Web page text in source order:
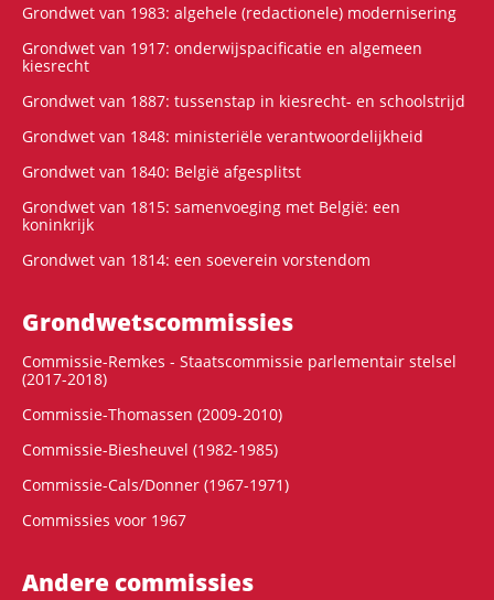
Grondwet van 1983: algehele (redactionele) modernisering
Grondwet van 1917: onderwijspacificatie en algemeen
kiesrecht
Grondwet van 1887: tussenstap in kiesrecht- en schoolstrijd
Grondwet van 1848: ministeriële verantwoordelijkheid
Grondwet van 1840: België afgesplitst
Grondwet van 1815: samenvoeging met België: een
koninkrijk
Grondwet van 1814: een soeverein vorstendom
Grondwets­commissies
Commissie-Remkes - Staatscommissie parlementair stelsel
(2017-2018)
Commissie-Thomassen (2009-2010)
Commissie-Biesheuvel (1982-1985)
Commissie-Cals/Donner (1967-1971)
Commissies voor 1967
Andere commissies